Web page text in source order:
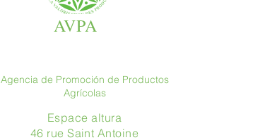
AVPA
Agencia de Promoción de Productos
Agrícolas
Espace altura
46 rue Saint Antoine